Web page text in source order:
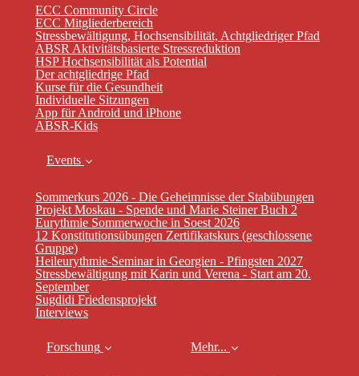
ECC Community Circle
ECC Mitgliederbereich
Stressbewältigung, Hochsensibilität, Achtgliedriger Pfad
ABSR Aktivitätsbasierte Stressreduktion
HSP Hochsensibilität als Potential
Der achtgliedrige Pfad
Kurse für die Gesundheit
Individuelle Sitzungen
App für Android und iPhone
ABSR-Kids
Events
Sommerkurs 2026 - Die Geheimnisse der Stabübungen
Projekt Moskau - Spende und Marie Steiner Buch 2
Eurythmie Sommerwoche in Soest 2026
12 Konstitutionsübungen Zertifikatskurs (geschlossene
Gruppe)
Heileurythmie-Seminar in Georgien - Pfingsten 2027
Stressbewältigung mit Karin und Verena - Start am 20.
September
Sugdidi Friedensprojekt
Interviews
Forschung Mehr...